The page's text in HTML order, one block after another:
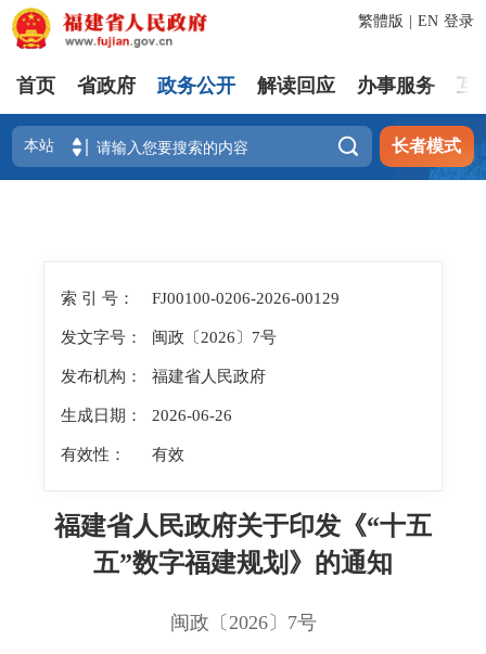
登录
繁體版 EN
首页 省政府 政务公开 解读回应 办事服务 互
 长者模式
索 引 号： FJ00100-0206-2026-00129
发文字号： 闽政〔2026〕7号
发布机构： 福建省人民政府
生成日期： 2026-06-26
有效性： 有效
福建省人民政府关于印发《“十五
五”数字福建规划》的通知
闽政〔2026〕7号